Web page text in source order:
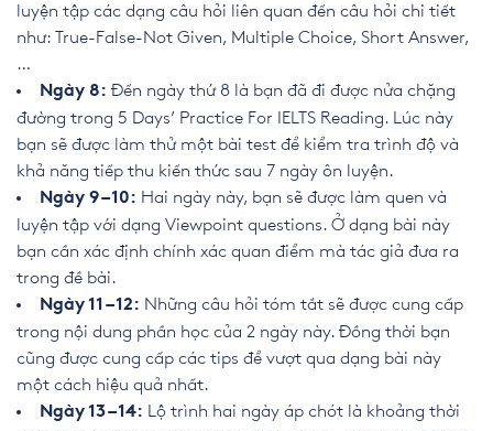
luyện tập các dạng câu hỏi liên quan đến câu hỏi chi tiết
như: True-False-Not Given, Multiple Choice, Short Answer,
…
Ngày 8: Đến ngày thứ 8 là bạn đã đi được nửa chặng
đường trong 5 Days’ Practice For IELTS Reading. Lúc này
bạn sẽ được làm thử một bài test để kiểm tra trình độ và
khả năng tiếp thu kiến thức sau 7 ngày ôn luyện.
Ngày 9 – 10: Hai ngày này, bạn sẽ được làm quen và
luyện tập với dạng Viewpoint questions. Ở dạng bài này
bạn cần xác định chính xác quan điểm mà tác giả đưa ra
trong đề bài.
Ngày 11 – 12: Những câu hỏi tóm tắt sẽ được cung cấp
trong nội dung phần học của 2 ngày này. Đồng thời bạn
cũng được cung cấp các tips để vượt qua dạng bài này
một cách hiệu quả nhất.
Ngày 13 – 14: Lộ trình hai ngày áp chót là khoảng thời